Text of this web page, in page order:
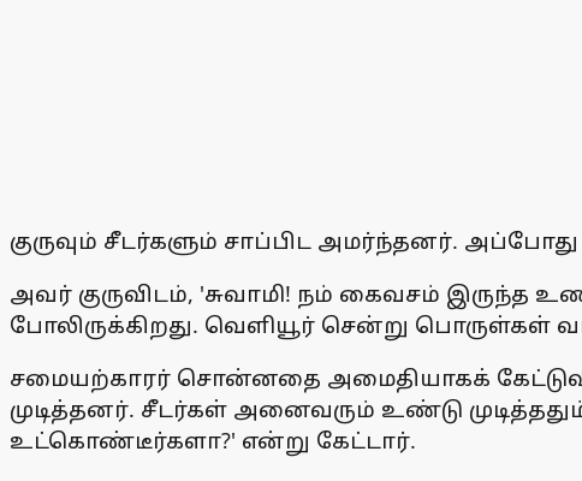
குருவும் சீடர்களும் சாப்பிட அமர்ந்தனர்.
அவர் குருவிடம், 'சுவாமி! நம் கைவசம் இருந்த
போலிருக்கிறது. வெளியூர் சென்று பொருள்கள்
சமையற்காரர் சொன்னதை அமைதியாகக்
முடித்தனர். சீடர்கள் அனைவரும் உண்டு
உட்கொண்டீர்களா?' என்று கேட்டார்.